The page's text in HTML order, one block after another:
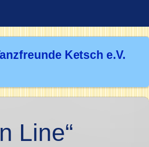
Ketsch e.V.
Line“